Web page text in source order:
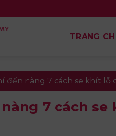
TRANG
đến nàng 7 cách se khít lỗ
7 cách